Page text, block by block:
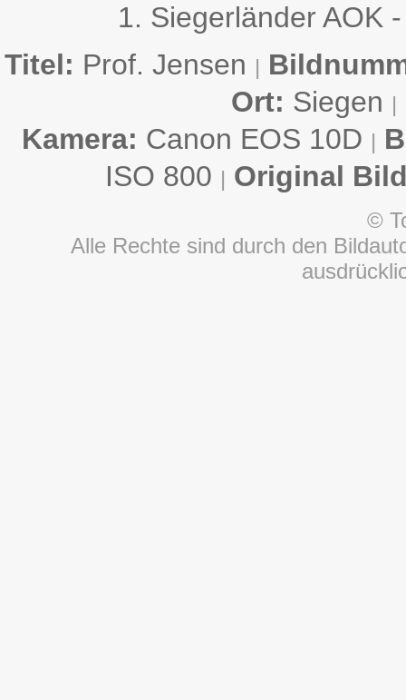
1. Siegerländer AOK
Titel: Prof. Jensen |
Ort: Siegen |
Kamera: Canon EOS 10D |
ISO 800 | Original
©
Alle Rechte sind durch den